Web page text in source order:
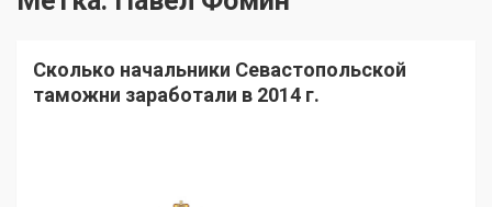
Сколько начальники Севастопольской
таможни заработали в 2014 г.